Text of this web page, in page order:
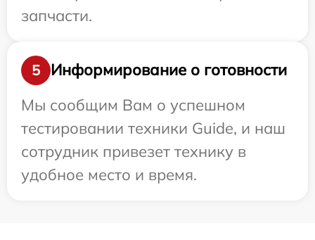
запчасти.
5
Информирование о готовности
Мы сообщим Вам о успешном
тестировании техники Guide, и наш
сотрудник привезет технику в
удобное место и время.